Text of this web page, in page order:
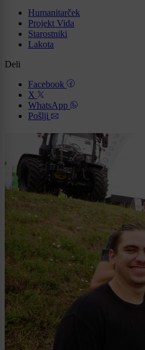
Humanitarček
Projekt Vida
Starostniki
Lakota
Deli
Facebook
X
WhatsApp
Pošlji